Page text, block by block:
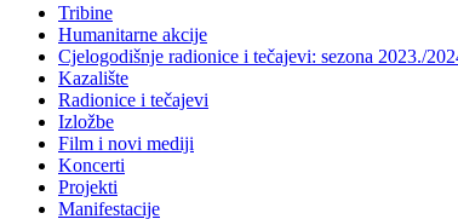
Tribine
Humanitarne akcije
Cjelogodišnje radionice i tečajevi: sezona 2023./
Kazalište
Radionice i tečajevi
Izložbe
Film i novi mediji
Koncerti
Projekti
Manifestacije